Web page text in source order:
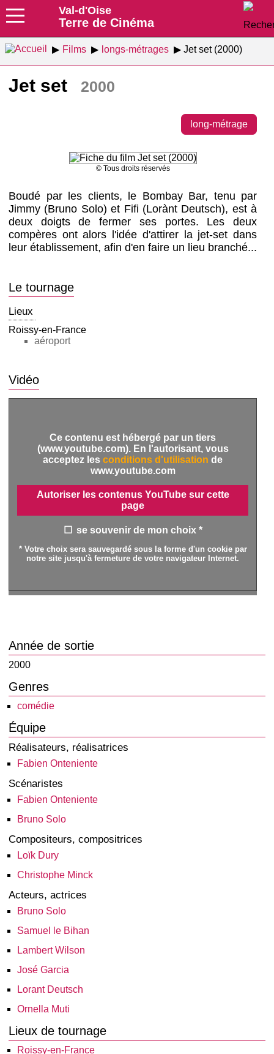
Val-d'Oise
Terre de Cinéma
Films longs-métrages Jet set (2000)
Jet set 2000
long-métrage
© Tous droits réservés
Boudé par les clients, le Bombay Bar, tenu par
Jimmy (Bruno Solo) et Fifi (Lorànt Deutsch), est à
deux doigts de fermer ses portes. Les deux
compères ont alors l'idée d'attirer la jet-set dans
leur établissement, afin d'en faire un lieu branché...
Le tournage
Lieux
Roissy-en-France
aéroport
Vidéo
Ce contenu est hébergé par un tiers
(www.youtube.com). En l'autorisant, vous
acceptez les conditions d'utilisation de
www.youtube.com
Autoriser les contenus YouTube sur cette
page
se souvenir de mon choix *
* Votre choix sera sauvegardé sous la forme d'un cookie par
notre site jusqu'à fermeture de votre navigateur Internet.
Année de sortie
2000
Genres
comédie
Équipe
Réalisateurs, réalisatrices
Fabien Onteniente
Scénaristes
Fabien Onteniente
Bruno Solo
Compositeurs, compositrices
Loïk Dury
Christophe Minck
Acteurs, actrices
Bruno Solo
Samuel le Bihan
Lambert Wilson
José Garcia
Lorant Deutsch
Ornella Muti
Lieux de tournage
Roissy-en-France